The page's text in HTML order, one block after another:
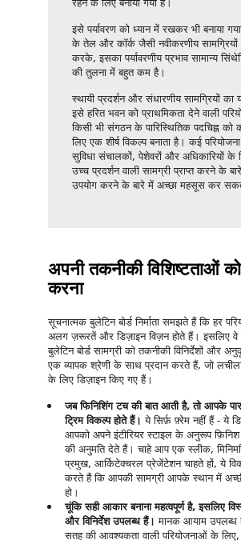
इसे पर्यावरण को ध्यान में रखकर भी बनाया
के तेल और कॉर्क जैसी नवीकरणीय सामग्रियों
करके, इसका पर्यावरणीय प्रभाव सामान्य
की तुलना में बहुत कम है।
स्थायी प्रदर्शन और संधारणीय सामग्रियों का
इसे हरित भवन को प्राथमिकता देने वाली
किसी भी संगठन के पारिस्थितिक पदचिह्न
लिए एक शीर्ष विकल्प बनाता है। कई
सुविधा संचालकों, पेशेवरों और अधिकारियों के
उच्च प्रदर्शन वाली सामग्री प्राप्त करने के
उपयोग करने के बारे में अच्छा महसूस कर
अपनी तकनीकी विशिष्टताओं
करना
सूचनात्मक बुलेटिन बोर्ड निर्माता समझते हैं कि हर
अलग ज़रूरतें और डिज़ाइन विज़न होते हैं। इसलिए वे
बुलेटिन बोर्ड सामग्री को तकनीकी विनिर्देशों और
एक व्यापक श्रेणी के साथ प्रदान करते हैं, जो
के लिए डिज़ाइन किए गए हैं।
जब फिनिशिंग टच की बात आती है, तो आपके
ट्रिम विकल्प होते हैं। ये सिर्फ़ फ़्रेम नहीं हैं - ये
आपको अपने इंटीरियर स्टाइल के अनुरूप
की अनुमति देते हैं। चाहे आप एक स्लीक,
प्रमुख, आर्किटेक्चरल प्रेजेंटेशन चाहते हों, ये
करते हैं कि आपकी सामग्री आपके स्थान में
हो।
चूंकि सही आकार बनाना महत्वपूर्ण है, इसलिए
और विनिर्देश उपलब्ध हैं। मानक आयाम उपलब्ध
सतह की आवश्यकता वाली परियोजनाओं के